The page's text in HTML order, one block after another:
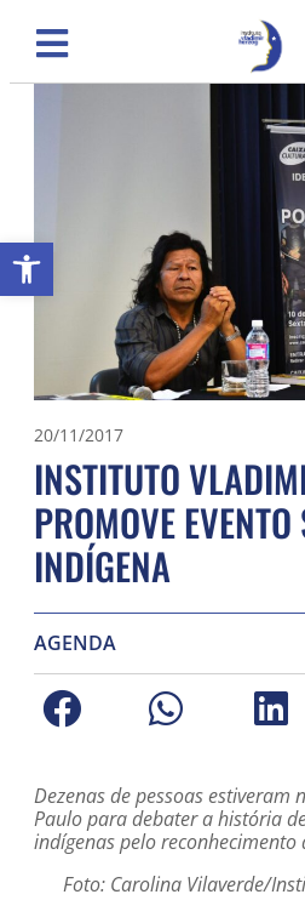
Abrir a barra de ferramentas
20/11/2017
INSTITUTO
PROMOVE
INDÍGENA
AGENDA
Dezenas de pessoas estiveram
Paulo para debater a história
indígenas pelo reconhecimento
Foto: Carolina Vilaverde/